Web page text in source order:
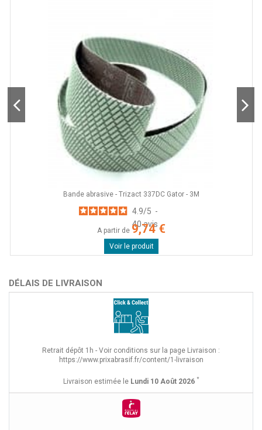
Bande abrasive - Trizact 337DC Gator - 3M
4.9/5 -
40avis
A partir de 9,74 €
Voir le produit
DÉLAIS DE LIVRAISON
Retrait dépôt 1h - Voir conditions sur la page Livraison :
https://www.prixabrasif.fr/content/1-livraison
Livraison estimée le Lundi 10 Août 2026 *